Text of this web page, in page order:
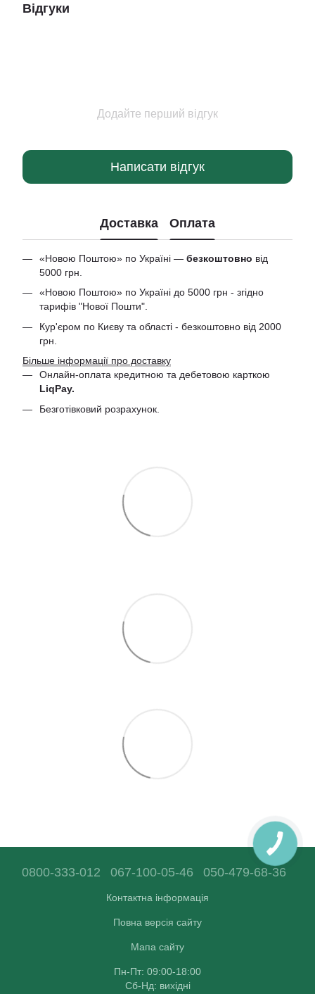
Відгуки
Додайте перший відгук
Написати відгук
Доставка Оплата
«Новою Поштою» по Україні — безкоштовно від
5000 грн.
«Новою Поштою» по Україні до 5000 грн - згідно
тарифів "Нової Пошти".
Кур'єром по Києву та області - безкоштовно від 2000
грн.
Більше інформації про доставку
Онлайн-оплата кредитною та дебетовою карткою
LiqPay.
Безготівковий розрахунок.
0800-333-012 067-100-05-46 050-479-68-36
Контактна інформація
Повна версія сайту
Мапа сайту
Пн-Пт: 09:00-18:00
Сб-Нд: вихідні